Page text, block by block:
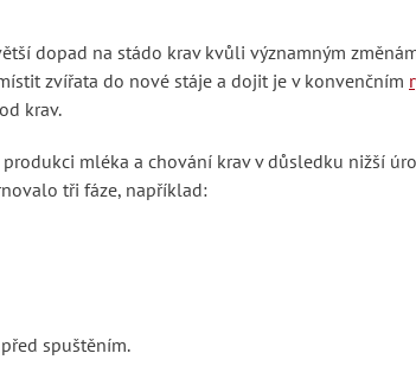
dopad na stádo krav kvůli významným
zvířata do nové stáje a dojit je v konvenčním
krav.
mléka a chování krav v důsledku nižší
tři fáze, například:
spuštěním.